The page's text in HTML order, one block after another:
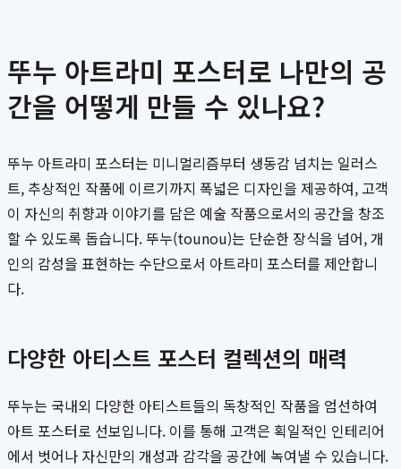
뚜누 아트라미 포스터로 나만의 공
간을 어떻게 만들 수 있나요?
뚜누 아트라미 포스터는 미니멀리즘부터 생동감 넘치는 일러스
트, 추상적인 작품에 이르기까지 폭넓은 디자인을 제공하여, 고객
이 자신의 취향과 이야기를 담은 예술 작품으로서의 공간을 창조
할 수 있도록 돕습니다. 뚜누(tounou)는 단순한 장식을 넘어, 개
인의 감성을 표현하는 수단으로서 아트라미 포스터를 제안합니
다.
다양한 아티스트 포스터 컬렉션의 매력
뚜누는 국내외 다양한 아티스트들의 독창적인 작품을 엄선하여
아트 포스터로 선보입니다. 이를 통해 고객은 획일적인 인테리어
에서 벗어나 자신만의 개성과 감각을 공간에 녹여낼 수 있습니다.